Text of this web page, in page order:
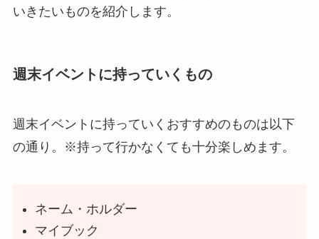
いきたいものを紹介します。
週末イベントに持っていくもの
週末イベントに持っていくおすすめのものは以下
の通り。※持って行かなくても十分楽しめます。
ネーム・ホルダー
マイブック